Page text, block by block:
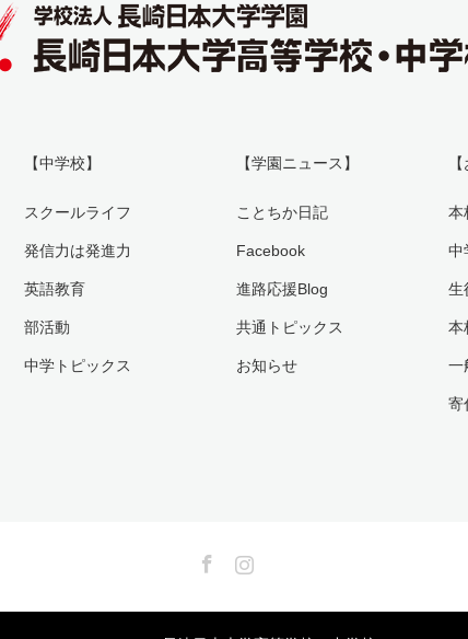
【中学校】
スクールライフ
発信力は発進力
英語教育
部活動
中学トピックス
【学園ニュース】
ことちか日記
Facebook
進路応援Blog
共通トピックス
お知らせ
本
中
生
本
一
寄